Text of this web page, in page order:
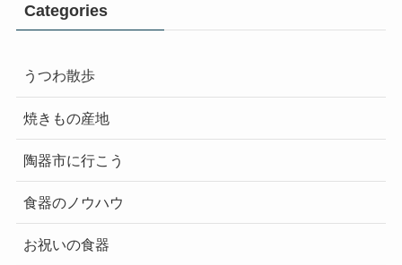
Categories
うつわ散歩
焼きもの産地
陶器市に行こう
食器のノウハウ
お祝いの食器